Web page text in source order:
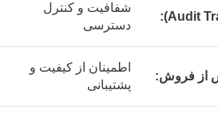
شفافیت و کنترل
دسترسی
از فروش:
اطمینان از کیفیت و
پشتیبانی